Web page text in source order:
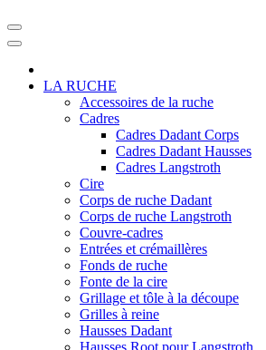
LA RUCHE
Accessoires de la ruche
Cadres
Cadres Dadant Corps
Cadres Dadant Hausses
Cadres Langstroth
Cire
Corps de ruche Dadant
Corps de ruche Langstroth
Couvre-cadres
Entrées et crémaillères
Fonds de ruche
Fonte de la cire
Grillage et tôle à la découpe
Grilles à reine
Hausses Dadant
Hausses Root pour Langstroth